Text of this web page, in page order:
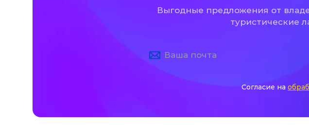
Выгодные предложения от
туристические
Согласие на